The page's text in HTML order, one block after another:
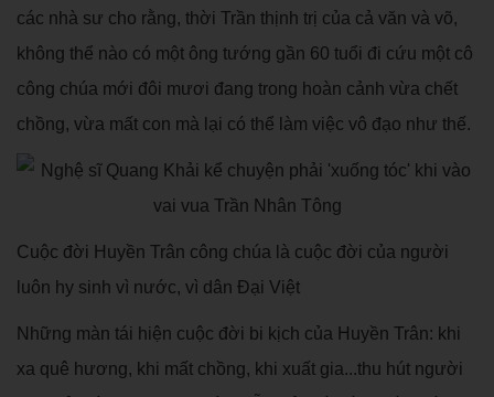
các nhà sư cho rằng, thời Trần thịnh trị của cả văn và võ,
không thể nào có một ông tướng gần 60 tuổi đi cứu một cô
công chúa mới đôi mươi đang trong hoàn cảnh vừa chết
chồng, vừa mất con mà lại có thể làm việc vô đạo như thế.
Cuộc đời Huyền Trân công chúa là cuộc đời của người
luôn hy sinh vì nước, vì dân Đại Việt
Những màn tái hiện cuộc đời bi kịch của Huyền Trân: khi
xa quê hương, khi mất chồng, khi xuất gia...thu hút người